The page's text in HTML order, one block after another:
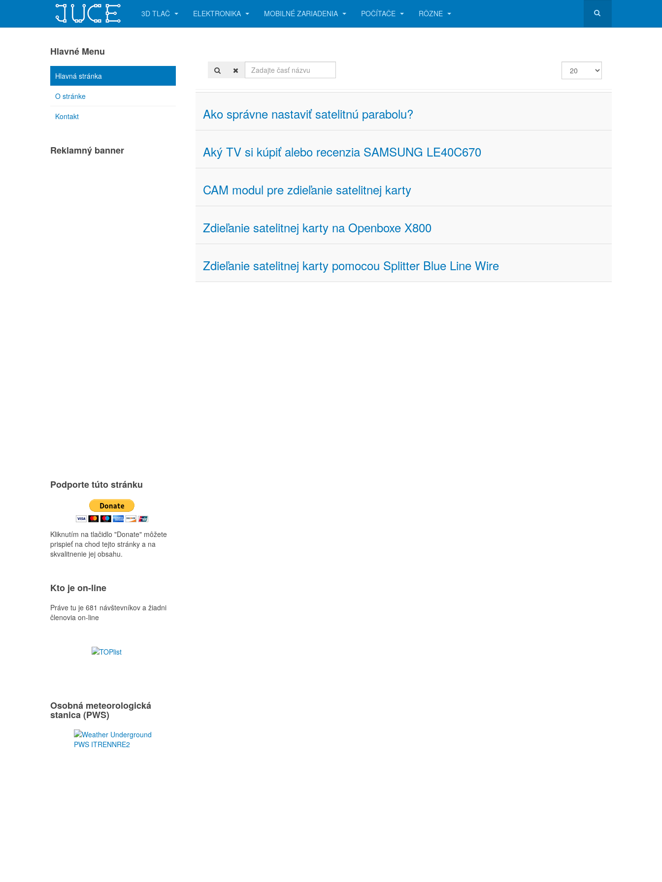
3D TLAČ ELEKTRONIKA MOBILNÉ ZARIADENIA POČÍTAČE RÔZNE
Zadajte
časť
Zobrazené
položky
Ako správne nastaviť satelitnú parabolu?
Aký TV si kúpiť alebo recenzia SAMSUNG LE40C670
CAM modul pre zdieľanie satelitnej karty
Zdieľanie satelitnej karty na Openboxe X800
Zdieľanie satelitnej karty pomocou Splitter Blue Line Wire
Hlavné Menu
Hlavná stránka
O stránke
Kontakt
Reklamný banner
Podporte túto stránku
Kliknutím na tlačidlo "Donate" môžete
prispieť na chod tejto stránky a na
skvalitnenie jej obsahu.
Kto je on-line
Práve tu je 681 návštevníkov a žiadni
členovia on-line
Osobná meteorologická
stanica (PWS)